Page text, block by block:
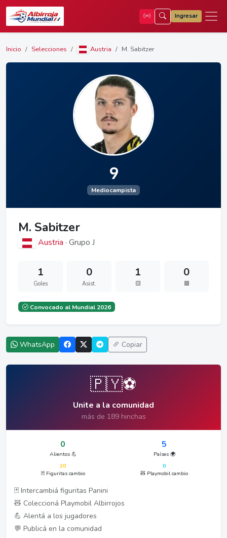
Ingresar
Inicio Selecciones Austria M. Sabitzer
9
Mediocampista
M. Sabitzer
Austria · Grupo J
1
Goles
0
Asist.
1
🟨
0
🟥
Convocado al Mundial 2026
WhatsApp Copiar
🇵🇾⚽
Unite a la comunidad
más de 189 hinchas
0
Alientos 💪
5
Países 🌍
20
🃏 Figuritas cambio
0
🧸 Playmobil cambio
🃏 Intercambiá figuritas Panini
🧸 Coleccioná Playmobil Albirrojos
💪 Alentá a los jugadores
💬 Publicá en la comunidad